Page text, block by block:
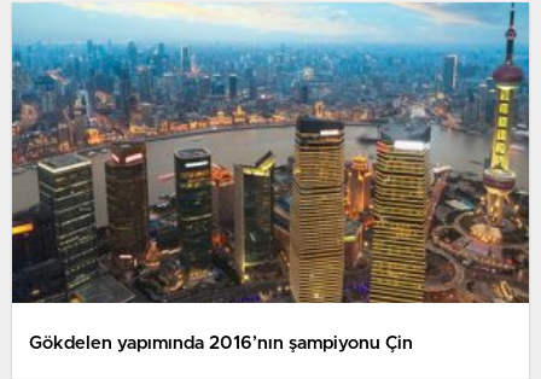
Gökdelen yapımında 2016’nın şampiyonu Çin